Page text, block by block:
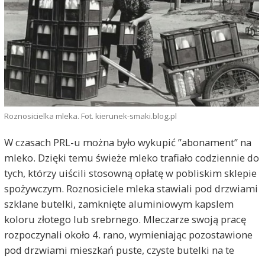
Roznosicielka mleka. Fot. kierunek-smaki.blog.pl
W czasach PRL-u można było wykupić ”abonament” na
mleko. Dzięki temu świeże mleko trafiało codziennie do
tych, którzy uiścili stosowną opłatę w pobliskim sklepie
spożywczym. Roznosiciele mleka stawiali pod drzwiami
szklane butelki, zamknięte aluminiowym kapslem
koloru złotego lub srebrnego. Mleczarze swoją pracę
rozpoczynali około 4. rano, wymieniając pozostawione
pod drzwiami mieszkań puste, czyste butelki na te